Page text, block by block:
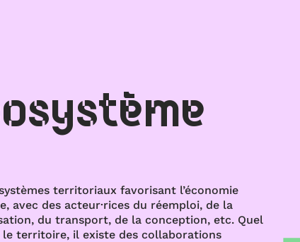
territoriaux favorisant l’économie
avec des acteur·rices du réemploi, de la
du transport, de la conception, etc. Quel
le territoire, il existe des collaborations